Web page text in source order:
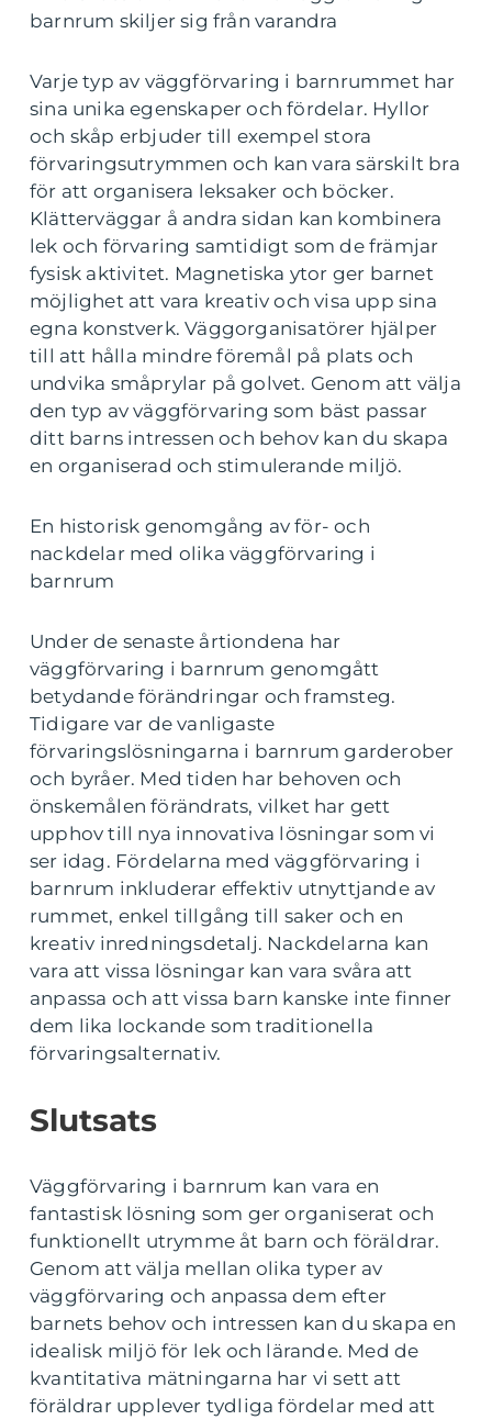
barnrum skiljer sig från varandra
Varje typ av väggförvaring i barnrummet har
sina unika egenskaper och fördelar. Hyllor
och skåp erbjuder till exempel stora
förvaringsutrymmen och kan vara särskilt bra
för att organisera leksaker och böcker.
Klätterväggar å andra sidan kan kombinera
lek och förvaring samtidigt som de främjar
fysisk aktivitet. Magnetiska ytor ger barnet
möjlighet att vara kreativ och visa upp sina
egna konstverk. Väggorganisatörer hjälper
till att hålla mindre föremål på plats och
undvika småprylar på golvet. Genom att välja
den typ av väggförvaring som bäst passar
ditt barns intressen och behov kan du skapa
en organiserad och stimulerande miljö.
En historisk genomgång av för- och
nackdelar med olika väggförvaring i
barnrum
Under de senaste årtiondena har
väggförvaring i barnrum genomgått
betydande förändringar och framsteg.
Tidigare var de vanligaste
förvaringslösningarna i barnrum garderober
och byråer. Med tiden har behoven och
önskemålen förändrats, vilket har gett
upphov till nya innovativa lösningar som vi
ser idag. Fördelarna med väggförvaring i
barnrum inkluderar effektiv utnyttjande av
rummet, enkel tillgång till saker och en
kreativ inredningsdetalj. Nackdelarna kan
vara att vissa lösningar kan vara svåra att
anpassa och att vissa barn kanske inte finner
dem lika lockande som traditionella
förvaringsalternativ.
Slutsats
Väggförvaring i barnrum kan vara en
fantastisk lösning som ger organiserat och
funktionellt utrymme åt barn och föräldrar.
Genom att välja mellan olika typer av
väggförvaring och anpassa dem efter
barnets behov och intressen kan du skapa en
idealisk miljö för lek och lärande. Med de
kvantitativa mätningarna har vi sett att
föräldrar upplever tydliga fördelar med att